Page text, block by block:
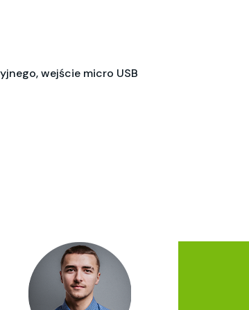
wejście micro USB